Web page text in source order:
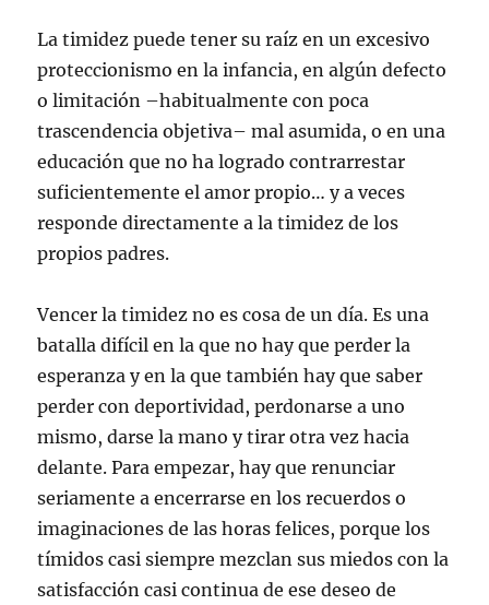
La timidez puede tener su raíz en un excesivo
proteccionismo en la infancia, en algún defecto
o limitación –habitualmente con poca
trascendencia objetiva– mal asumida, o en una
educación que no ha logrado contrarrestar
suficientemente el amor propio… y a veces
responde directamente a la timidez de los
propios padres.
Vencer la timidez no es cosa de un día. Es una
batalla difícil en la que no hay que perder la
esperanza y en la que también hay que saber
perder con deportividad, perdonarse a uno
mismo, darse la mano y tirar otra vez hacia
delante. Para empezar, hay que renunciar
seriamente a encerrarse en los recuerdos o
imaginaciones de las horas felices, porque los
tímidos casi siempre mezclan sus miedos con la
satisfacción casi continua de ese deseo de